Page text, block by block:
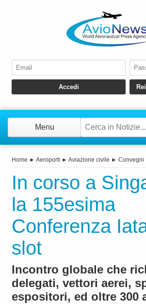
Menu
Home ► Aeroporti ► Aviazione civile ► Convegni
In corso a
la 155esima
Conferenza
slot
Incontro globale che
delegati, vettori aerei,
espositori, ed oltre 300